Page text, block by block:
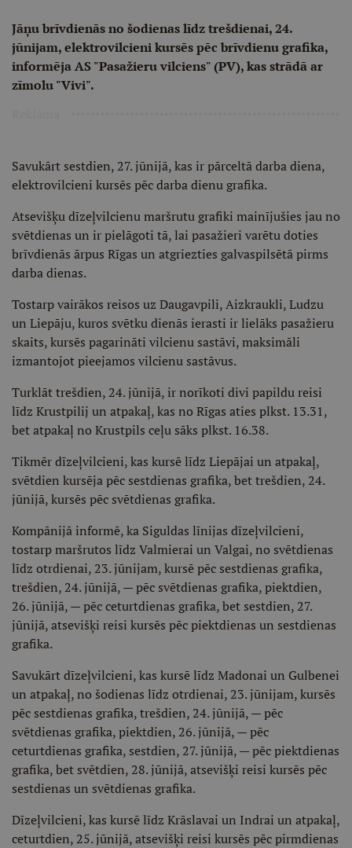
Jāņu brīvdienās no šodienas līdz trešdienai, 24.
jūnijam, elektrovilcieni kursēs pēc brīvdienu grafika,
informēja AS "Pasažieru vilciens" (PV), kas strādā ar
zīmolu "Vivi".
Savukārt sestdien, 27. jūnijā, kas ir pārceltā darba diena,
elektrovilcieni kursēs pēc darba dienu grafika.
Atsevišķu dīzeļvilcienu maršrutu grafiki mainījušies jau no
svētdienas un ir pielāgoti tā, lai pasažieri varētu doties
brīvdienās ārpus Rīgas un atgriezties galvaspilsētā pirms
darba dienas.
Tostarp vairākos reisos uz Daugavpili, Aizkraukli, Ludzu
un Liepāju, kuros svētku dienās ierasti ir lielāks pasažieru
skaits, kursēs pagarināti vilcienu sastāvi, maksimāli
izmantojot pieejamos vilcienu sastāvus.
Turklāt trešdien, 24. jūnijā, ir norīkoti divi papildu reisi
līdz Krustpilij un atpakaļ, kas no Rīgas aties plkst. 13.31,
bet atpakaļ no Krustpils ceļu sāks plkst. 16.38.
Tikmēr dīzeļvilcieni, kas kursē līdz Liepājai un atpakaļ,
svētdien kursēja pēc sestdienas grafika, bet trešdien, 24.
jūnijā, kursēs pēc svētdienas grafika.
Kompānijā informē, ka Siguldas līnijas dīzeļvilcieni,
tostarp maršrutos līdz Valmierai un Valgai, no svētdienas
līdz otrdienai, 23. jūnijam, kursē pēc sestdienas grafika,
trešdien, 24. jūnijā, — pēc svētdienas grafika, piektdien,
26. jūnijā, — pēc ceturtdienas grafika, bet sestdien, 27.
jūnijā, atsevišķi reisi kursēs pēc piektdienas un sestdienas
grafika.
Savukārt dīzeļvilcieni, kas kursē līdz Madonai un Gulbenei
un atpakaļ, no šodienas līdz otrdienai, 23. jūnijam, kursēs
pēc sestdienas grafika, trešdien, 24. jūnijā, — pēc
svētdienas grafika, piektdien, 26. jūnijā, — pēc
ceturtdienas grafika, sestdien, 27. jūnijā, — pēc piektdienas
grafika, bet svētdien, 28. jūnijā, atsevišķi reisi kursēs pēc
sestdienas un svētdienas grafika.
Dīzeļvilcieni, kas kursē līdz Krāslavai un Indrai un atpakaļ,
ceturtdien, 25. jūnijā, atsevišķi reisi kursēs pēc pirmdienas